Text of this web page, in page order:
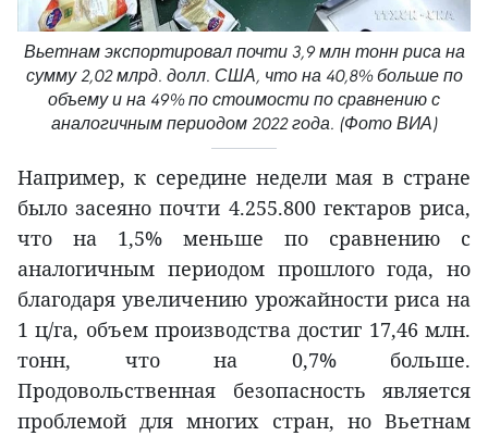
Вьетнам экспортировал почти 3,9 млн тонн риса на
сумму 2,02 млрд. долл. США, что на 40,8% больше по
объему и на 49% по стоимости по сравнению с
аналогичным периодом 2022 года. (Фото ВИА)
Например, к середине недели мая в стране
было засеяно почти 4.255.800 гектаров риса,
что на 1,5% меньше по сравнению с
аналогичным периодом прошлого года, но
благодаря увеличению урожайности риса на
1 ц/га, объем производства достиг 17,46 млн.
тонн, что на 0,7% больше.
Продовольственная безопасность является
проблемой для многих стран, но Вьетнам